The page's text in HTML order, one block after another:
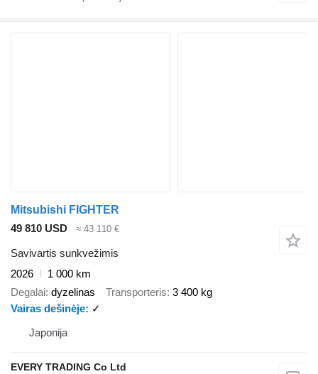
Mitsubishi FIGHTER
49 810 USD
≈ 43 110 €
Savivartis sunkvežimis
2026
1 000 km
Degalai dyzelinas Transporteris 3 400 kg
Vairas dešinėje
✓
Japonija
EVERY TRADING Co Ltd